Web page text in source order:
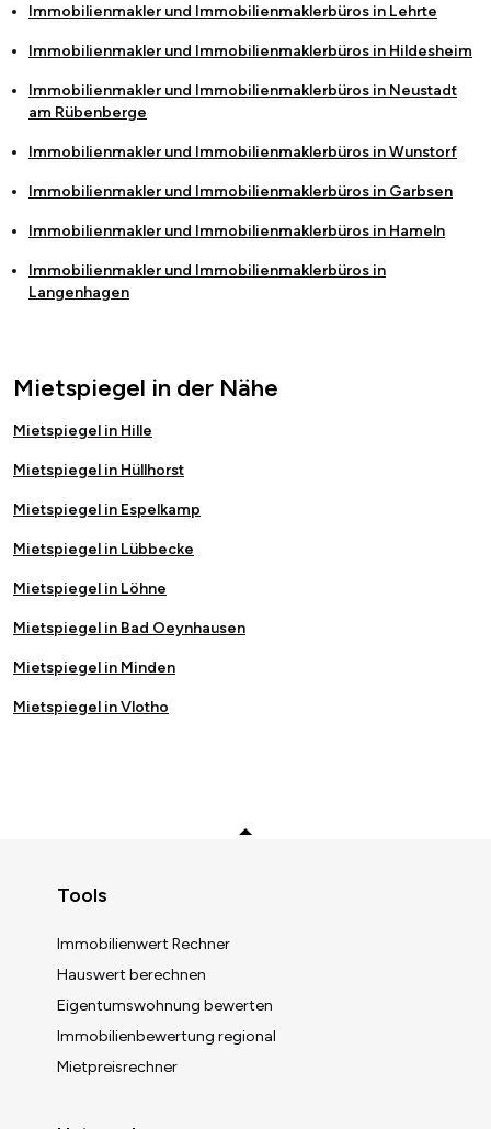
Immobilienmakler und Immobilienmaklerbüros in Lehrte
Immobilienmakler und Immobilienmaklerbüros in Hildesheim
Immobilienmakler und Immobilienmaklerbüros in Neustadt
am Rübenberge
Immobilienmakler und Immobilienmaklerbüros inWunstorf
Immobilienmakler und Immobilienmaklerbüros in Garbsen
Immobilienmakler und Immobilienmaklerbüros in Hameln
Immobilienmakler und Immobilienmaklerbüros in
Langenhagen
Mietspiegel in der Nähe
Mietspiegel in Hille
Mietspiegel in Hüllhorst
Mietspiegel in Espelkamp
Mietspiegel in Lübbecke
Mietspiegel in Löhne
Mietspiegel in Bad Oeynhausen
Mietspiegel in Minden
Mietspiegel in Vlotho
Tools
Immobilienwert Rechner
Hauswert berechnen
Eigentumswohnung bewerten
Immobilienbewertung regional
Mietpreisrechner